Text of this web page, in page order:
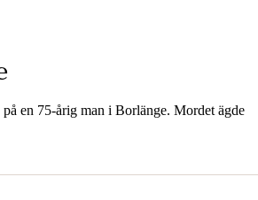
en 75-årig man i Borlänge. Mordet ägde